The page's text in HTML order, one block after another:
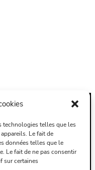
technologies telles que les
Le fait de
données telles que le
Le fait de ne pas consentir
sur certaines